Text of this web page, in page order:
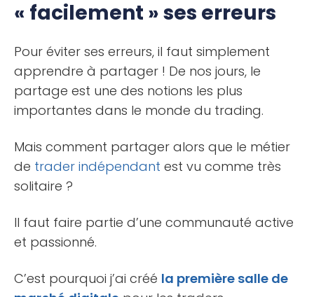
« facilement » ses erreurs
Pour éviter ses erreurs, il faut simplement
apprendre à partager ! De nos jours, le
partage est une des notions les plus
importantes dans le monde du trading.
Mais comment partager alors que le métier
de trader indépendant est vu comme très
solitaire ?
Il faut faire partie d’une communauté active
et passionné.
C’est pourquoi j’ai créé la première salle de